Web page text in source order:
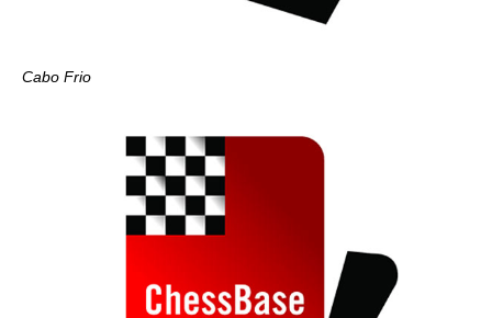
Cabo Frio